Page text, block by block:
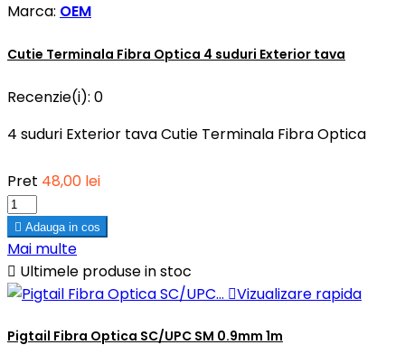
Marca: OEM
Cutie Terminala Fibra Optica 4 suduri Exterior tava
Recenzie(i): 0
4 suduri Exterior tava Cutie Terminala Fibra Optica
Pret 48,00 lei
 Adauga in cos
Mai multe
 Ultimele produse in stoc
Vizualizare rapida
Pigtail Fibra Optica SC/UPC SM 0.9mm 1m